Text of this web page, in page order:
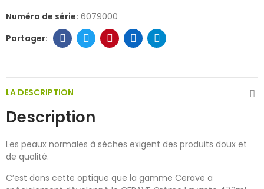
Numéro de série: 6079000
LA DESCRIPTION
Description
Les peaux normales à sèches exigent des produits doux et
de qualité.
C’est dans cette optique que la gamme Cerave a